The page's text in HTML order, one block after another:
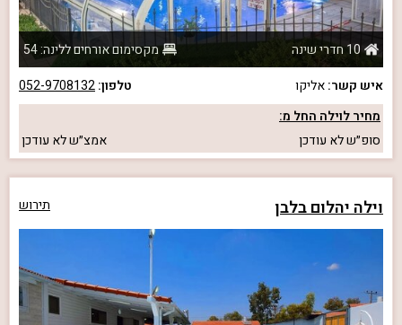
10 חדרי שינה
מקסימום אורחים ללינה: 54
איש קשר:אליקו טלפון:052-9708132
מחיר לוילה החל מ:
סופ״שלא עודכן אמצ״שלא עודכן
וילה יהלום בלבן תירוש